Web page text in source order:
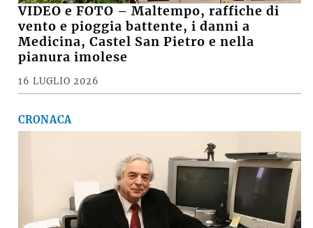
VIDEO e FOTO – Maltempo, raffiche di
vento e pioggia battente, i danni a
Medicina, Castel San Pietro e nella
pianura imolese
16 LUGLIO 2026
CRONACA